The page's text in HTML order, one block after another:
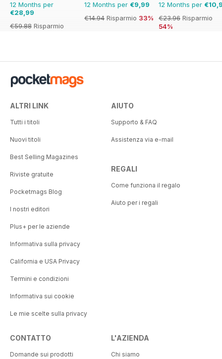
12 Months per
€28,99
€59.88 Risparmio
12 Months per €9,99
€14.94 Risparmio 33%
12 Months per
€23.96 Risparmio
54%
ALTRI LINK
Tutti i titoli
Nuovi titoli
Best Selling Magazines
Riviste gratuite
Pocketmags Blog
I nostri editori
Plus+ per le aziende
Informativa sulla privacy
California e USA Privacy
Termini e condizioni
Informativa sui cookie
Le mie scelte sulla privacy
AIUTO
Supporto & FAQ
Assistenza via e-mail
REGALI
Come funziona il regalo
Aiuto per i regali
CONTATTO
Domande sui prodotti
L'AZIENDA
Chi siamo